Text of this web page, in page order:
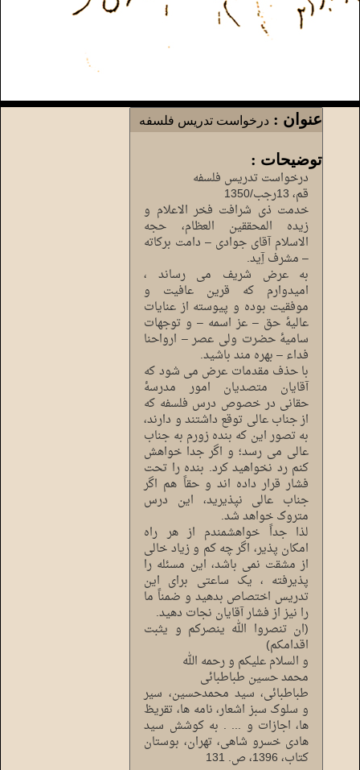
عنوان : درخواست تدریس فلسفه
توضیحات :
درخواست تدریس فلسفه
قم، 13رجب/1350
خدمت ذی شرافت فخر الاعلام و
زیده المحققین العظام، حجه
الاسلام آقای جوادی – دامت برکاته
– مشرف آِید.
به عرض شریف می رساند ،
امیدوارم که قرین عافیت و
موفقیت بوده و پیوسته از عنایات
عالیۀ حق – عز اسمه – و توجهات
سامیۀ حضرت ولی عصر – ارواحنا
فداء – بهره مند باشید.
با حذف مقدمات عرض می شود که
آقایان متصدیان امور مدرسۀ
حقانی در خصوص درس فلسفه که
از جناب عالی توقع داشتند و دارند،
به تصور این که بنده زورم به جناب
عالی می رسد؛ و اگر جدا خواهش
کنم رد نخواهید کرد. بنده را تحت
فشار قرار داده اند و حقاً هم اگر
جناب عالی نپذیرید، این درس
متروک خواهد شد.
لذا جداً خواهشمندم از هر راه
امکان پذیر، اگر چه کم و زیاد خالی
از مشقت نمی باشد، این مسئله را
پذیرفته ، یک ساعتی برای این
تدریس اختصاص بدهید و ضمناً ما
را نیز از فشار آقایان نجات دهید.
(ان تنصروا الله ینصرکم و یثبت
اقدامکم)
و السلام علیکم و رحمه الله
محمد حسین طباطبائی
طباطبائی، سید محمدحسین، سیر
و سلوک سبز اشعار، نامه ها، تقریظ
ها، اجازات و ... . به کوشش سید
هادی خسرو شاهی، تهران، بوستان
کتاب، 1396، ص. 131